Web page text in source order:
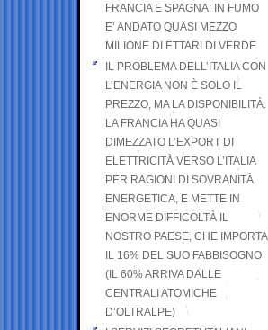
FRANCIA E SPAGNA: IN FUMO
E’ ANDATO QUASI MEZZO
MILIONE DI ETTARI DI VERDE
IL PROBLEMA DELL’ITALIA CON
L’ENERGIA NON È SOLO IL
PREZZO, MA LA DISPONIBILITÀ.
LA FRANCIA HA QUASI
DIMEZZATO L’EXPORT DI
ELETTRICITÀ VERSO L’ITALIA
PER RAGIONI DI SOVRANITÀ
ENERGETICA, E METTE IN
ENORME DIFFICOLTÀ IL
NOSTRO PAESE, CHE IMPORTA
IL 16% DEL SUO FABBISOGNO
(IL 60% ARRIVA DALLE
CENTRALI ATOMICHE
D’OLTRALPE)